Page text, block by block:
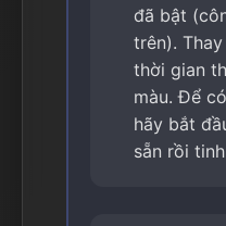
đã bật
trên).
thời gian
màu. Để
hãy bắt
sẵn rồi